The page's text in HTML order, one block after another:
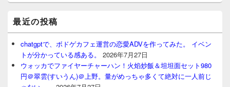
最近の投稿
chatgptで、ボドゲカフェ運営の恋愛ADVを作ってみた。 イベン
トが分かっている感ある。
2026年7月27日
ウォッカでファイヤーチャーハン！火焰炒飯＆坦坦面セット980
円＠翠雲(すいうん)＠上野。量がめっちゃ多くて絶対に一人前じ